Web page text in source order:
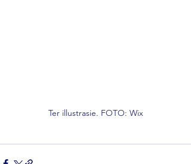
Ter illustrasie. FOTO: Wix